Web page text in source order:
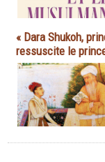
« Dara Shukoh,
ressuscite le